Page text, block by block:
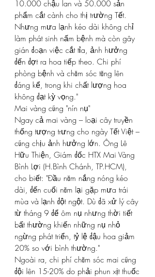
10.000 chậu lan và 50.000 sản
phẩm cắt cành cho thị trường Tết.
Nhưng mưa lạnh kéo dài không chỉ
làm phát sinh nấm bệnh mà còn gây
gián đoạn việc cắt tỉa, ảnh hưởng
đến đợt ra hoa tiếp theo. Chi phí
phòng bệnh và chăm sóc tăng lên
đáng kể, trong khi chất lượng hoa
không đạt kỳ vọng."
Mai vàng cũng "nín nụ"
Ngay cả mai vàng – loại cây truyền
thống tượng trưng cho ngày Tết Việt –
cũng chịu ảnh hưởng lớn. Ông Lê
Hữu Thiện, Giám đốc HTX Mai Vàng
Bình Lợi (H.Bình Chánh, TP.HCM),
cho biết: "Đầu năm nắng nóng kéo
dài, đến cuối năm lại gặp mưa trái
mùa và lạnh đột ngột. Dù đã xử lý cây
từ tháng 9 để ôm nụ nhưng thời tiết
bất thường khiến những nụ nhỏ
ngừng phát triển, tỷ lệ đậu hoa giảm
20% so với bình thường."
Ngoài ra, chi phí chăm sóc mai cũng
đội lên 15-20% do phải phun xịt thuốc